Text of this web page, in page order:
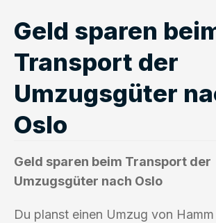
Geld sparen
Transport der
Umzugsgüter
Oslo
Geld sparen beim Transport der
Umzugsgüter nach Oslo
Du planst einen Umzug von